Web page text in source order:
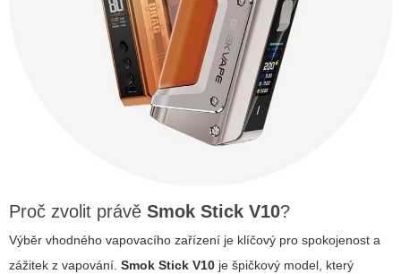
Proč zvolit právě Smok Stick V10?
Výběr vhodného vapovacího zařízení je klíčový pro spokojenost a
zážitek z vapování. Smok Stick V10 je špičkový model, který